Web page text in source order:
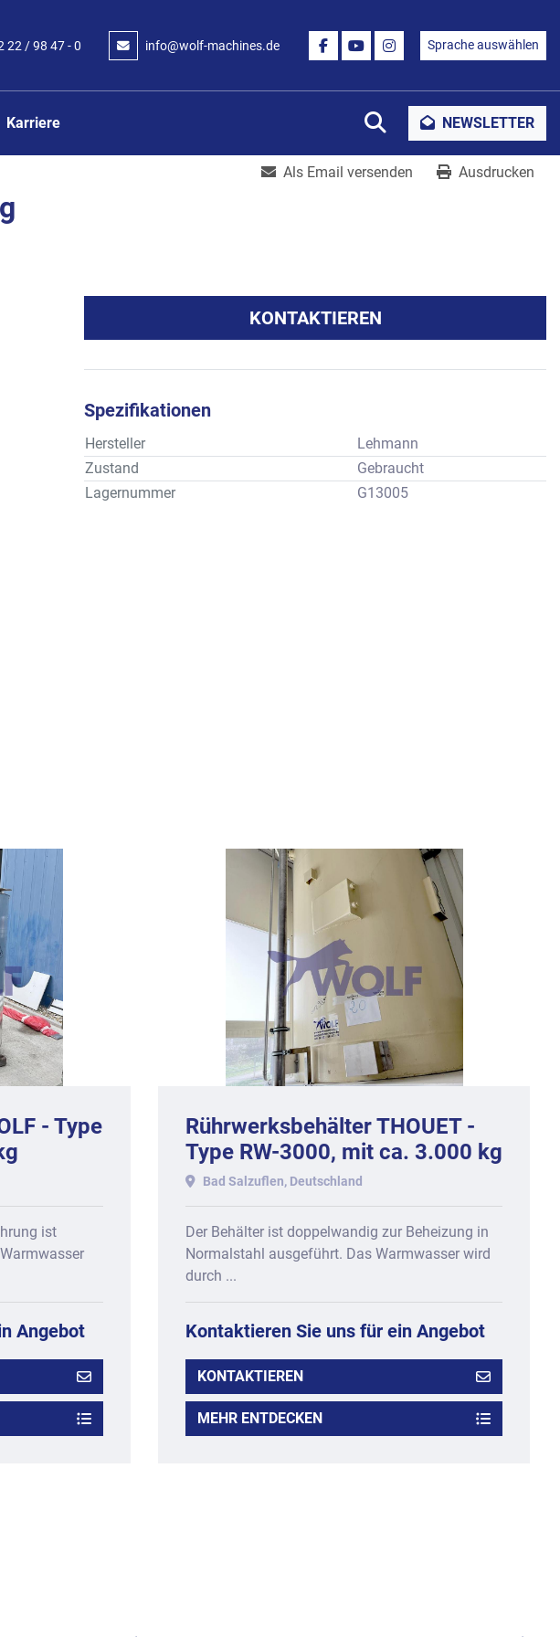
22 / 98 47 - 0 info@wolf-machines.de
FACEBOOK
YOUTUBEINSTAGRAM
Sprache auswählen
Karriere SucheNEWSLETTER
Als Email versenden Ausdrucken
KONTAKTIEREN
Spezifikationen
Hersteller
Lehmann
Zustand
Gebraucht
Lagernummer
G13005
-
3.000 kg
in
wird
Angebot
Rührwerksbehälter THOUET -
Type RW-250 mit ca. 250 kg
Inhalt, Baujahr 1985.
Bad Salzuflen, Deutschland
Der Behälter aus Normalstahl, doppelwandig zur
Beheizung mit Warmwasser.
Kontaktieren Sie uns für ein Angebot
KONTAKTIEREN
MEHR ENTDECKEN